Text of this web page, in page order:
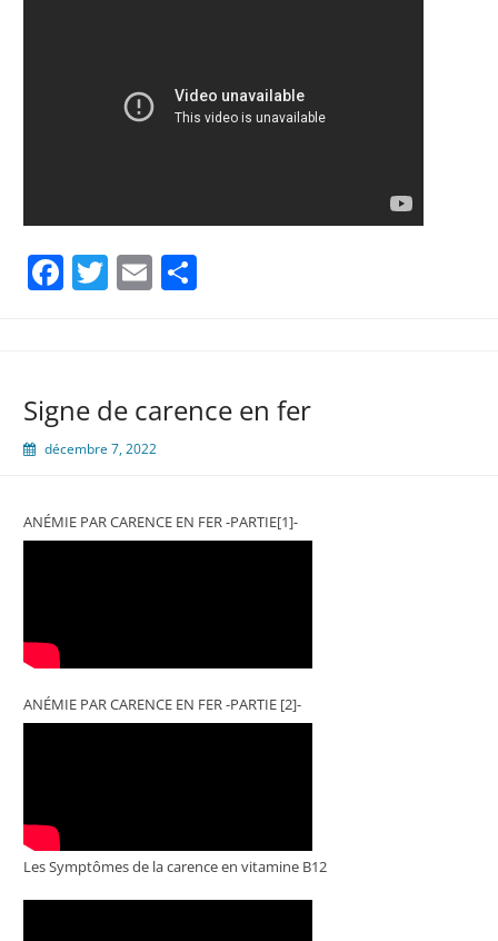
Facebook
Twitter
Email
Signe de carence en fer
décembre 7, 2022
ANÉMIE PAR CARENCE EN FER -PARTIE[1]-
ANÉMIE PAR CARENCE EN FER -PARTIE [2]-
Les Symptômes de la carence en vitamine B12